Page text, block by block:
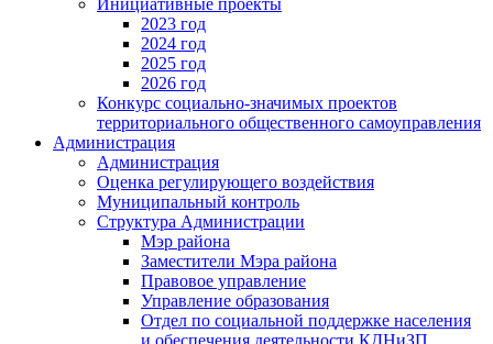
2023 год
2024 год
2025 год
2026 год
Конкурс социально-значимых проектов
территориального общественного самоуправления
Администрация
Администрация
Оценка регулирующего воздействия
Муниципальный контроль
Структура Администрации
Мэр района
Заместители Мэра района
Правовое управление
Управление образования
Отдел по социальной поддержке населения
и обеспечения деятельности КДНиЗП